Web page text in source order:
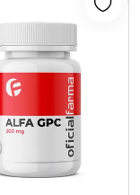
de desejos